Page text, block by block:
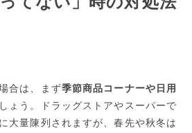
合は、まず季節商品コーナーや日用
ょう。ドラッグストアやスーパーで
大量陳列されますが、春先や秋冬は